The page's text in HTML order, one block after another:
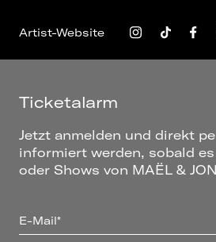
Artist-Website
Ticketalarm
Jetzt anmelden und direkt
informiert werden, sobald
oder Shows von MAËL &
E-Mail*